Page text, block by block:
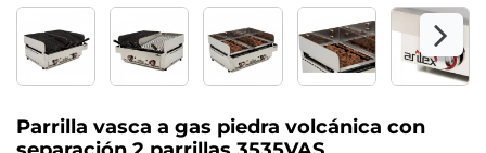
Parrilla vasca a gas piedra volcánica con